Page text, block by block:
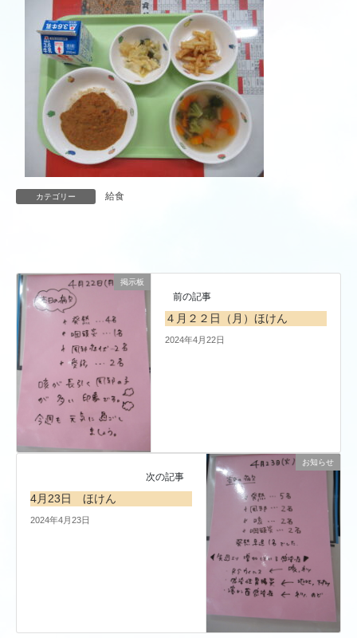
カテゴリー 給食
掲示板
前の記事
４月２２日（月）ほけん
2024年4月22日
お知らせ
次の記事
4月23日 ほけん
2024年4月23日